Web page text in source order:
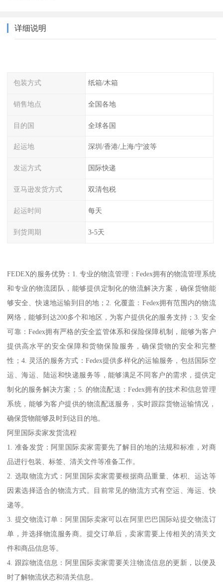
详细说明
包装方式 纸箱/木箱
销售地点 全国各地
目的国 全球各国
起运地 深圳/香港/上海/宁波等
发运方式 国际快递
亚马逊发货方式 双清包税
起运时间 每天
到货周期 3-5天
FEDEX的服务优势：1. 专业的物流管理：Fedex拥有的物流管理系统
和专业的物流团队，能够提供定制化的物流解决方案，确保货物能
够安全、快速地运输到目的地；2. 化覆盖：Fedex拥有范围内的物流
网络，能够到达200多个和地区，为客户提供化的服务支持；3. 安全
可靠：Fedex拥有严格的安全监管体系和保险保障机制，能够为客户
提供高水平的安全保障和货物保险服务，确保货物的安全和完整
性；4. 灵活的服务方式：Fedex提供多样化的运输服务，包括国际空
运、海运、陆运和快递服务等，能够满足不同客户的需求，提供定
制化的服务解决方案；5. 的物流配送：Fedex拥有的技术和信息管理
系统，能够为客户提供的物流配送服务，实时跟踪货物运输情况，
确保货物能够及时到达目的地。
阿里国际卖家发货流程
1. 准备发货：阿里国际卖家需要先了解目的地的法规和标准，对商
品进行包装、标签、清关文件等准备工作。
2. 选取物流方式：阿里国际卖家需要根据商品重量、体积、运达等
因素选择适合的物流方式。目前常见的物流方式有空运、海运、快
递等。
3. 提交物流订单：阿里国际卖家可以在阿里巴巴国际站提交物流订
单，并选择物流服务商。提交订单后，卖家需要上传相关的清关文
件和商品信息等。
4. 跟踪物流信息：阿里国际卖家需要关注物流信息的更新，以便及
时了解物流状态和清关信息。